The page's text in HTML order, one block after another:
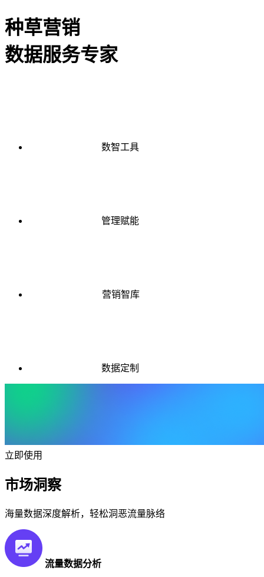
种草营销
数据服务专家
数智工具
管理赋能
营销智库
数据定制
立即使用
市场洞察
海量数据深度解析，轻松洞恶流量脉络
流量数据分析